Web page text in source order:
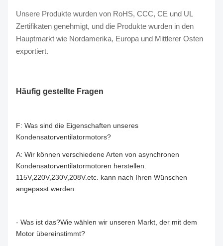
Unsere Produkte wurden von RoHS, CCC, CE und UL
Zertifikaten genehmigt, und die Produkte wurden in den
Hauptmarkt wie Nordamerika, Europa und Mittlerer Osten
exportiert.
Häufig gestellte Fragen
F: Was sind die Eigenschaften unseres
Kondensatorventilatormotors?
A: Wir können verschiedene Arten von asynchronen
Kondensatorventilatormotoren herstellen.
115V,220V,230V,208V.etc. kann nach Ihren Wünschen
angepasst werden.
- Was ist das?Wie wählen wir unseren Markt, der mit dem
Motor übereinstimmt?